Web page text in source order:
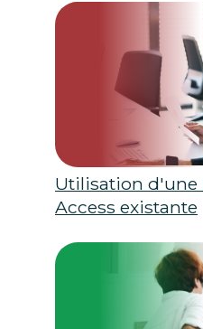
Utilisation d'une
Access existante